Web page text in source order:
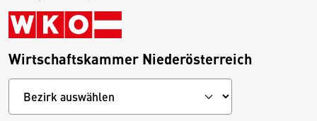
Wirtschaftskammer Niederösterreich